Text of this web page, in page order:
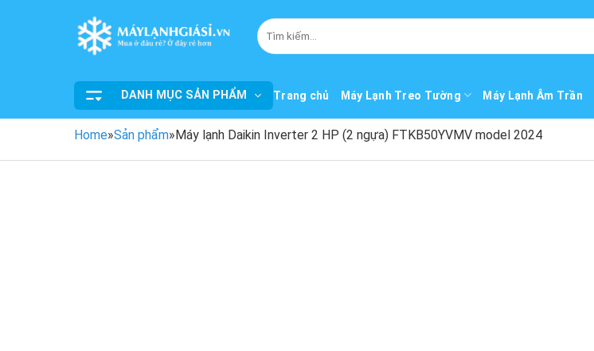
Tìm
kiếm:
DANH MỤC SẢN PHẨM Trang chủ Máy Lạnh Treo Tường Máy Lạnh Âm Trần
Home»Sản phẩm» Máy lạnh Daikin Inverter 2 HP (2 ngựa) FTKB50YVMV model 2024